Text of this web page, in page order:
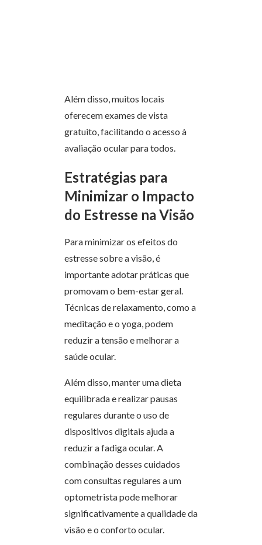
Além disso, muitos locais
oferecem exames de vista
gratuito, facilitando o acesso à
avaliação ocular para todos.
Estratégias para
Minimizar o Impacto
do Estresse na Visão
Para minimizar os efeitos do
estresse sobre a visão, é
importante adotar práticas que
promovam o bem-estar geral.
Técnicas de relaxamento, como a
meditação e o yoga, podem
reduzir a tensão e melhorar a
saúde ocular.
Além disso, manter uma dieta
equilibrada e realizar pausas
regulares durante o uso de
dispositivos digitais ajuda a
reduzir a fadiga ocular. A
combinação desses cuidados
com consultas regulares a um
optometrista pode melhorar
significativamente a qualidade da
visão e o conforto ocular.